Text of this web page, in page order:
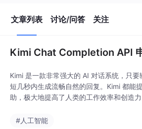
文章列表 讨论/问答 关注
Kimi Chat Completion API
Kimi 是一款非常强大的 AI 对话系统，只
短几秒内生成流畅自然的回复。Kimi 都能
助，极大地提高了人类的工作效率和创造
用官方 Kimi 的对话功能。
#人工智能